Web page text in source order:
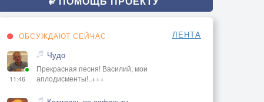
ОБСУЖДАЮТ СЕЙЧАС ЛЕНТА
11:46
Чудо
Прекрасная песня! Василий, мои
аплодисменты!..+++